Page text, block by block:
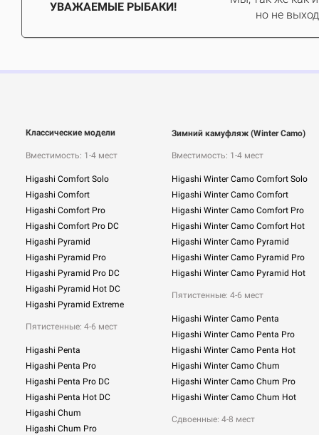
УВАЖАЕМЫЕ РЫБАКИ!
но не
Классические модели
Вместимость: 1-4 мест
Higashi Comfort Solo
Higashi Comfort
Higashi Comfort Pro
Higashi Comfort Pro DC
Higashi Pyramid
Higashi Pyramid Pro
Higashi Pyramid Pro DC
Higashi Pyramid Hot DC
Higashi Pyramid Extreme
Пятистенные: 4-6 мест
Higashi Penta
Higashi Penta Pro
Higashi Penta Pro DC
Higashi Penta Hot DC
Higashi Chum
Higashi Chum Pro
Зимний камуфляж (Winter Camo)
Вместимость: 1-4 мест
Higashi Winter Camo Comfort Solo
Higashi Winter Camo Comfort
Higashi Winter Camo Comfort Pro
Higashi Winter Camo Comfort Hot
Higashi Winter Camo Pyramid
Higashi Winter Camo Pyramid Pro
Higashi Winter Camo Pyramid Hot
Пятистенные: 4-6 мест
Higashi Winter Camo Penta
Higashi Winter Camo Penta Pro
Higashi Winter Camo Penta Hot
Higashi Winter Camo Chum
Higashi Winter Camo Chum Pro
Higashi Winter Camo Chum Hot
Сдвоенные: 4-8 мест